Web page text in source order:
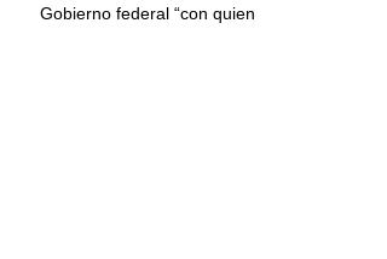
Gobierno federal “con quien